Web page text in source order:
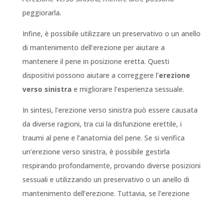
peggiorarla.
Infine, è possibile utilizzare un preservativo o un anello
di mantenimento dell’erezione per aiutare a
mantenere il pene in posizione eretta. Questi
dispositivi possono aiutare a correggere l’erezione
verso sinistra e migliorare l’esperienza sessuale.
In sintesi, l’erezione verso sinistra può essere causata
da diverse ragioni, tra cui la disfunzione erettile, i
traumi al pene e l’anatomia del pene. Se si verifica
un’erezione verso sinistra, è possibile gestirla
respirando profondamente, provando diverse posizioni
sessuali e utilizzando un preservativo o un anello di
mantenimento dell’erezione. Tuttavia, se l’erezione